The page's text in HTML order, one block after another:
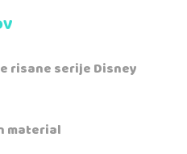
risane serije Disney
material